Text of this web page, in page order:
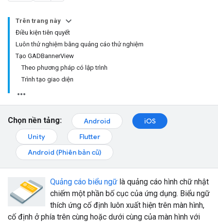
Trên trang này
Điều kiện tiên quyết
Luôn thử nghiệm bằng quảng cáo thử nghiệm
Tạo GADBannerView
Theo phương pháp có lập trình
Trình tạo giao diện
Chọn nền tảng: Android
iOS
Unity
Flutter
Android (Phiên bản cũ)
Quảng cáo biểu ngữlà quảng cáo hình chữ nhật
chiếm một phần bố cục của ứng dụng. Biểu ngữ
thích ứng cố định luôn xuất hiện trên màn hình,
cố định ở phía trên cùng hoặc dưới cùng của màn hình với